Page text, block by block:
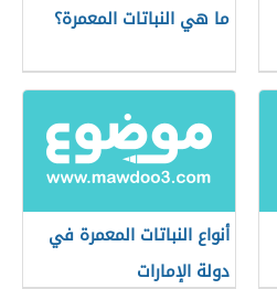
ما هي النباتات المعمرة؟
أنواع النباتات المعمرة في
دولة الإمارات